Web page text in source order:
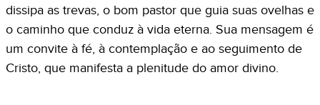
dissipa as trevas, o bom pastor que guia suas ovelhas e
o caminho que conduz à vida eterna. Sua mensagem é
um convite à fé, à contemplação e ao seguimento de
Cristo, que manifesta a plenitude do amor divino.